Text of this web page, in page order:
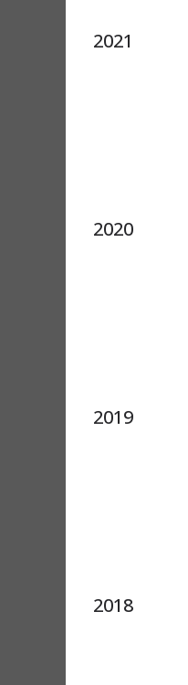
2021
2020
2019
2018